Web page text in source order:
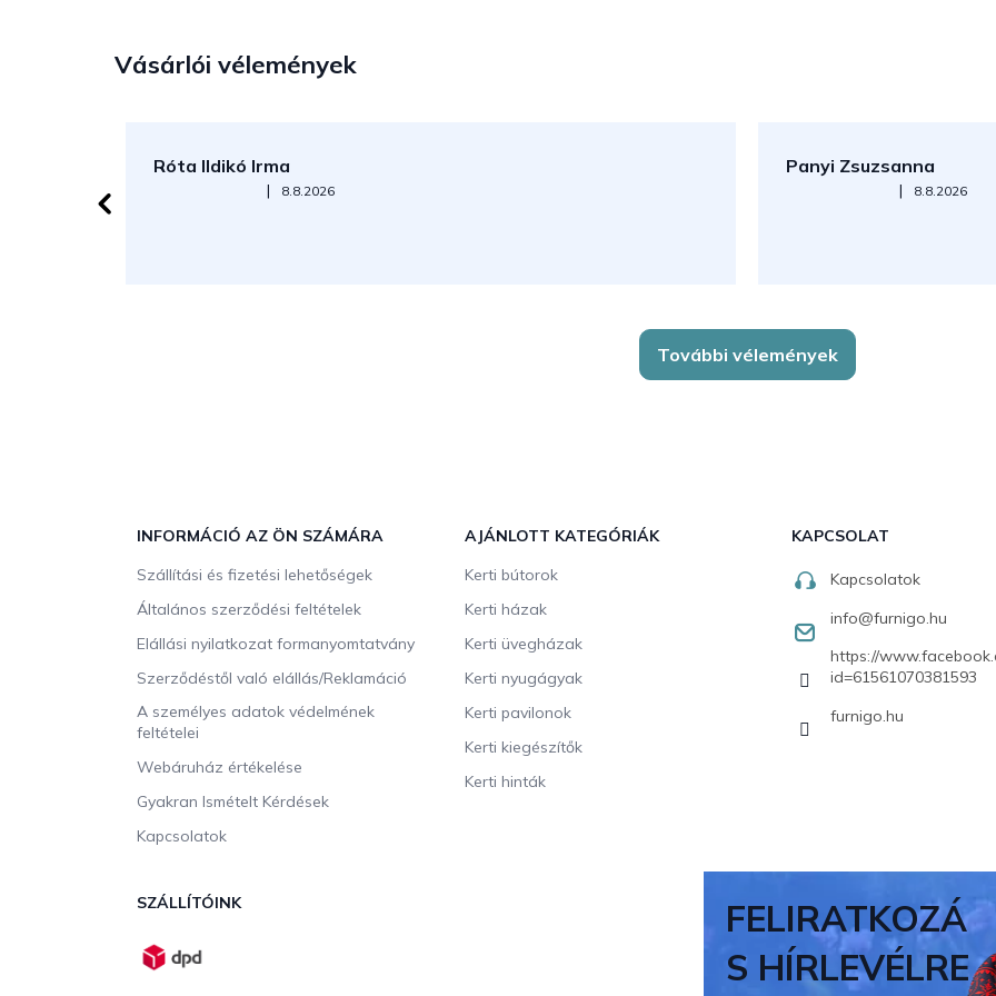
Vásárlói vélemények
Róta Ildikó Irma
Az áruház értékelése 5-ből 5 csillag.
| 8.8.2026
Panyi Zsuzsanna
Az áruház értékelése 5-ből
| 8.8.2026
További vélemények
INFORMÁCIÓ AZ ÖN SZÁMÁRA
Szállítási és fizetési lehetőségek
Általános szerződési feltételek
Elállási nyilatkozat formanyomtatvány
Szerződéstől való elállás/Reklamáció
A személyes adatok védelmének
feltételei
Webáruház értékelése
Gyakran Ismételt Kérdések
Kapcsolatok
AJÁNLOTT KATEGÓRIÁK
Kerti bútorok
Kerti házak
Kerti üvegházak
Kerti nyugágyak
Kerti pavilonok
Kerti kiegészítők
Kerti hinták
KAPCSOLAT
Kapcsolatok
info@furnigo.hu
https://
id=61561070381593
furnigo.hu
SZÁLLÍTÓINK
FELIRATKOZÁ
S HÍRLEVÉLRE